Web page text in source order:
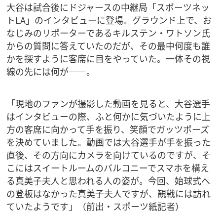
大谷は試合後にドジャースの中継局「スポーツネッ
トLA」のインタビューに登場。グラウンド上で、お
なじみのリポーターであるキルステン・ワトソン氏
からの質問に答えていたのだが、その最中何度も誰
かを探すように客席に目をやっていた。一体その視
線の先には何が――。
「現地のファンが撮影した動画を見ると、大谷選手
はインタビューの際、ふと何かに気づいたように上
方の客席に向かって手を振り、笑顔でガッツポーズ
を決めていました。動画では大谷選手が手を振った
直後、その方向にカメラを向けているのですが、そ
こにはスイートルームのバルコニーでスマホを構え
る真美子夫人と思われる人の姿が。今回、始球式へ
の登板はなかった真美子夫人ですが、観戦には訪れ
ていたようです」（前出・スポーツ紙記者）